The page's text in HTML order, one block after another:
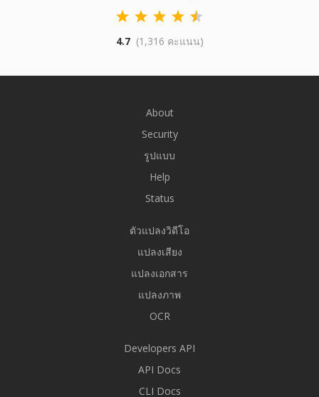
4.7 (1,316 คะแนน)
About
Security
รูปแบบ
Help
Status
ตัวแปลงวิดีโอ
แปลงเสียง
แปลงเอกสาร
แปลงภาพ
OCR
Developers API
API Docs
CLI Docs